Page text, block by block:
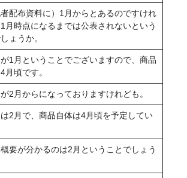
配布資料に）1月からとあるのですけれ
月時点になるまでは公表されないという
ょうか。
1月ということでございますので、商品
月頃です。
2月からになっておりますけれども。
2月で、商品自体は4月頃を予定してい
要が分かるのは2月ということでしょう